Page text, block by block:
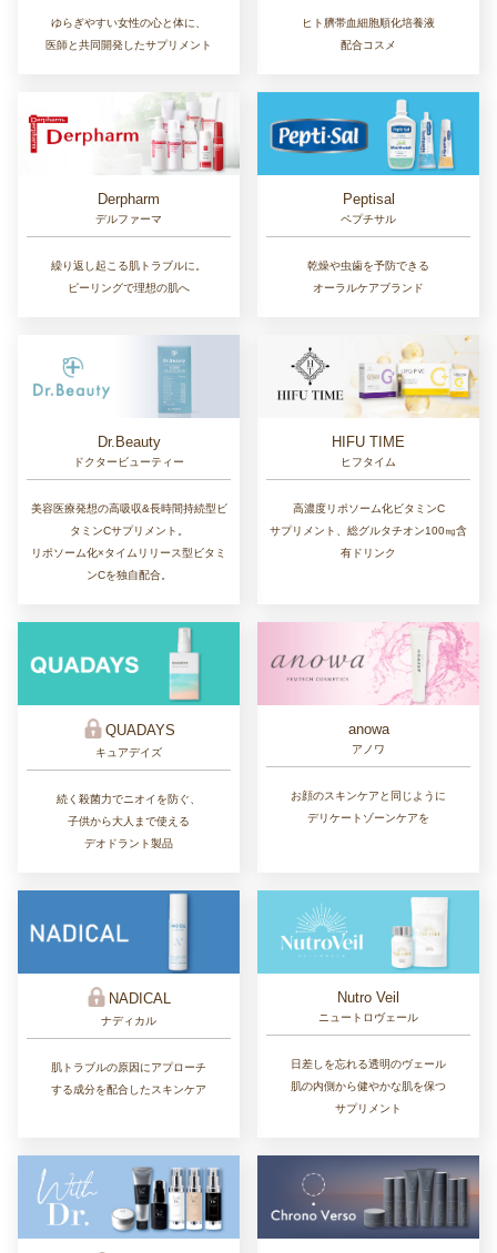
ゆらぎやすい女性の心と体に、
医師と共同開発したサプリメント
ヒト臍帯血細胞順化培養液
配合コスメ
Derpharm
デルファーマ
繰り返し起こる肌トラブルに。
ピーリングで理想の肌へ
Peptisal
ペプチサル
乾燥や虫歯を予防できる
オーラルケアブランド
Dr.Beauty
ドクタービューティー
美容医療発想の高吸収&長時間持続型ビ
タミンCサプリメント。
リポソーム化×タイムリリース型ビタミ
ンCを独自配合。
HIFU TIME
ヒフタイム
高濃度リポソーム化ビタミンC
サプリメント、総グルタチオン100㎎含
有ドリンク
QUADAYS
キュアデイズ
続く殺菌力でニオイを防ぐ、
子供から大人まで使える
デオドラント製品
anowa
アノワ
お顔のスキンケアと同じように
デリケートゾーンケアを
NADICAL
ナディカル
肌トラブルの原因にアプローチ
する成分を配合したスキンケア
Nutro Veil
ニュートロヴェール
日差しを忘れる透明のヴェール
肌の内側から健やかな肌を保つ
サプリメント